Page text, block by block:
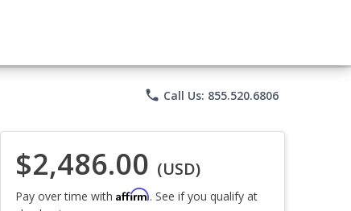
phone Call Us: 855.520.6806
$2,486.00 (USD)
Pay over time with Affirm. See if you qualify at